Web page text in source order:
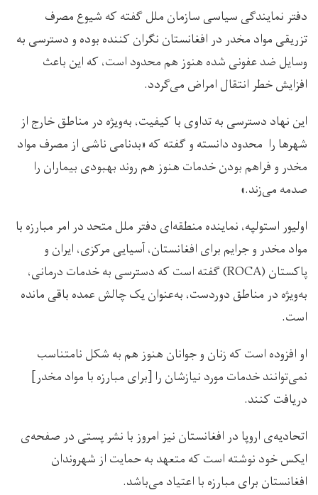
دفتر نمایندگی سیاسی سازمان ملل گفته که شیوع مصرف
تزریقی مواد مخدر در افغانستان نگران کننده بوده و دسترسی به
وسایل ضد عفونی شده هنوز هم محدود است، که این باعث
افزایش خطر انتقال امراض می‌گردد.
این نهاد دسترسی به تداوی با کیفیت، به‌ویژه در مناطق خارج از
شهرها را محدود دانسته و گفته که «بدنامی ناشی از مصرف مواد
مخدر و فراهم بودن خدمات هنوز هم روند بهبودی بیماران را
صدمه می‌زند.»
اولیور استولپه، نماینده منطقه‌ای دفتر ملل متحد در امر مبارزه با
مواد مخدر و جرایم برای افغانستان، آسیایی مرکزی، ایران و
پاکستان (ROCA) گفته است که دسترسی به خدمات درمانی،
به‌ویژه در مناطق دوردست، به‌عنوان یک چالش عمده باقی مانده
است.
او افزوده است که زنان و جوانان هنوز هم به شکل نامتناسب
نمی‌توانند خدمات مورد نیازشان را [برای مبارزه با مواد مخدر]
دریافت کنند.
اتحادیه‌ی اروپا در افغانستان نیز امروز با نشر پستی در صفحه‌ی
ایکس خود نوشته است که متعهد به حمایت از شهروندان
افغانستان برای مبارزه با اعتیاد می‌باشد.